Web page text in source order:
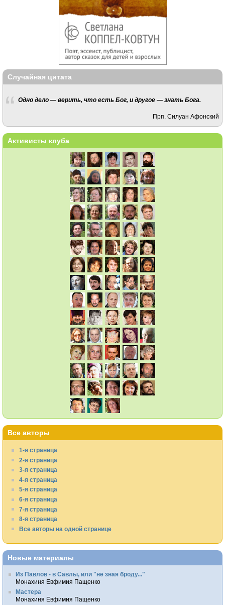
Случайная цитата
Одно дело — верить, что есть Бог, и другое — знать Бога.
Прп. Силуан Афонский
Активисты клуба
Все авторы
1-я страница
2-я страница
3-я страница
4-я страница
5-я страница
6-я страница
7-я страница
8-я страница
Все авторы на одной странице
Новые материалы
Из Павлов - в Савлы, или "не зная броду..."
Монахиня Евфимия Пащенко
Мастера
Монахиня Евфимия Пащенко